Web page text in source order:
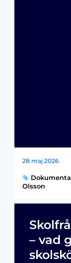
28 maj 2026
Olsson
– vad